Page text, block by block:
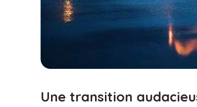
Une transition